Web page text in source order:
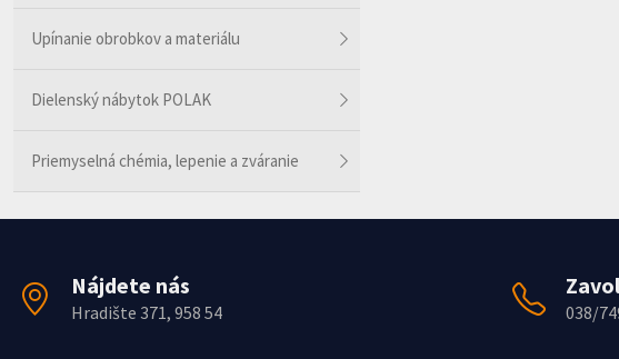
Upínanie obrobkov a materiálu
Dielenský nábytok POLAK
Priemyselná chémia, lepenie a zváranie
Nájdete nás
Hradište 371, 958 54 038/